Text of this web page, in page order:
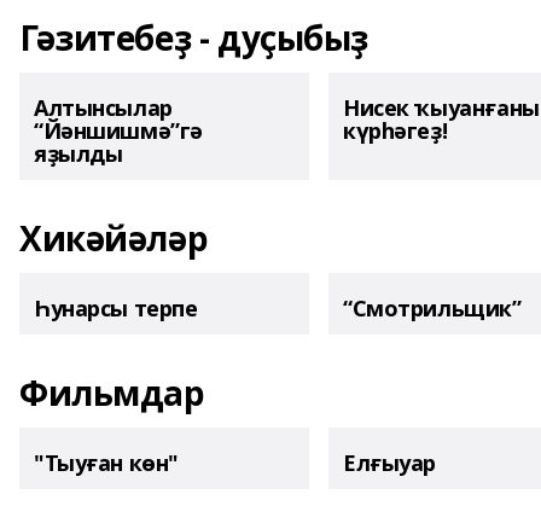
Гәзитебеҙ - дуҫыбыҙ
Алтынсылар
“Йәншишмә”гә
яҙылды
Нисек
күрһәгеҙ!
Хикәйәләр
Һунарсы терпе “Смотрильщик”
Фильмдар
"Тыуған көн" Елғыуар